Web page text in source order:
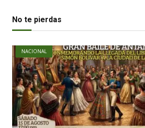
No te pierdas
NACIONAL